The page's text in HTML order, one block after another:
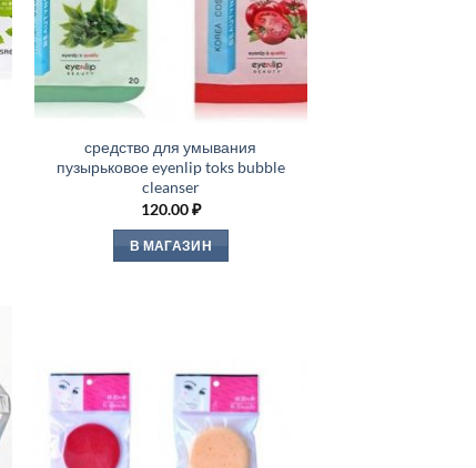
средство для умывания
пузырьковое eyenlip toks bubble
cleanser
120.00₽
В МАГАЗИН